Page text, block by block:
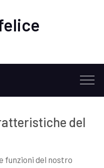
del
funzioni del nostro